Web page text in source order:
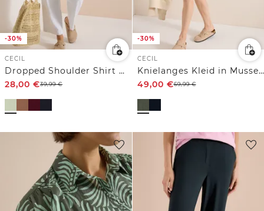
-30%
CECIL
Dropped Shoulder Shirt mit Knöpfen
28,00 €39,99€
-30%
CECIL
Knielanges Kleid in Musselin-Qualität
49,00 €69,99€